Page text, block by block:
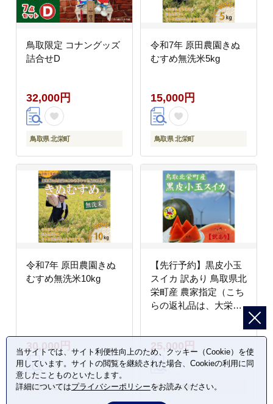
鳥取限定 コナングッズ
詰合せD
32,000円
鳥取県 北栄町
令和7年 原田農園きぬ
むすめ無洗米5kg
15,000円
鳥取県 北栄町
令和7年 原田農園きぬ
むすめ無洗米10kg
30,000円
鳥取県 北栄町
【先行予約】黒皮小玉
スイカ 訳あり 鳥取県北
栄町産 農家指定（こち
らの返礼品は、大栄西
25,000円
鳥取県 北栄町
当サイトでは、サイト利便性向上のため、クッキー（Cookie）を使
用しています。サイトの閲覧を継続された場合、Cookieの利用に同
意したことものといたします。
詳細についてはプライバシーポリシーをお読みください。